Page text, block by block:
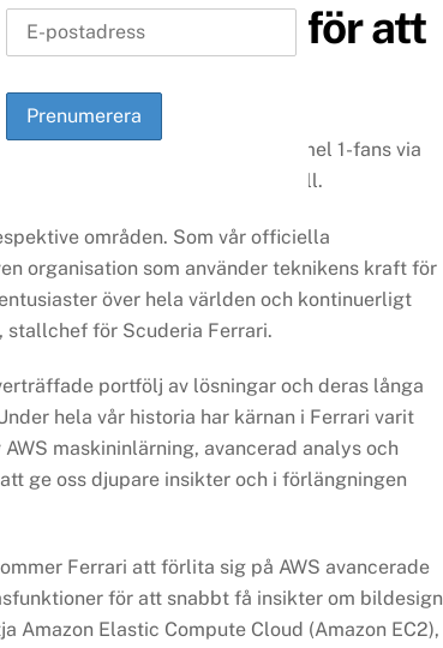
infrastruktur för att
sina bilar.
en digital plattform för Formel 1-fans via
med exklusivt, personligt innehåll.
områden. Som vår officiella
organisation som använder teknikens kraft för
över hela världen och kontinuerligt
stallchef för Scuderia Ferrari.
portfölj av lösningar och deras långa
hela vår historia har kärnan i Ferrari varit
maskininlärning, avancerad analys och
ge oss djupare insikter och i förlängningen
Ferrari att förlita sig på AWS avancerade
för att snabbt få insikter om bildesign
Amazon Elastic Compute Cloud (Amazon EC2),